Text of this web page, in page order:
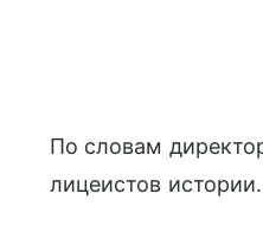
По словам
лицеистов